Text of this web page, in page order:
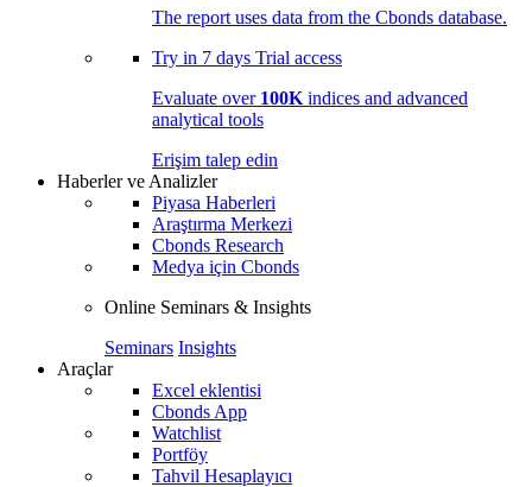
The report uses data from the Cbonds database.
Try in 7 days Trial access
Evaluate over 100K indices and advanced
analytical tools
Erişim talep edin
Haberler ve Analizler
Piyasa Haberleri
Araştırma Merkezi
Cbonds Research
Medya için Cbonds
Online Seminars & Insights
Seminars Insights
Araçlar
Excel eklentisi
Cbonds App
Watchlist
Portföy
Tahvil Hesaplayıcı